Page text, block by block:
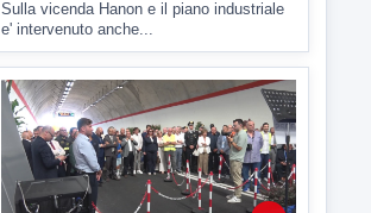
D'Ambrosio,...
▶